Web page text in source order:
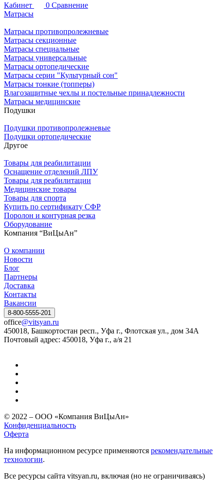
Кабинет
0 Сравнение
Матрасы
Матрасы противопролежневые
Матрасы секционные
Матрасы специальные
Матрасы универсальные
Матрасы ортопедические
Матрасы серии "Культурный сон"
Матрасы тонкие (топперы)
Влагозащитные чехлы и постельные принадлежности
Матрасы медицинские
Подушки
Подушки противопролежневые
Подушки ортопедические
Другое
Товары для реабилитации
Оснащение отделений ЛПУ
Товары для реабилитации
Медицинские товары
Товары для спорта
Купить по сертификату СФР
Поролон и контурная резка
Оборудование
Компания “ВиЦыАн”
О компании
Новости
Блог
Партнеры
Доставка
Контакты
Вакансии
8-800-5555-201
office@vitsyan.ru
450018, Башкортостан респ., Уфа г., Флотская ул., дом 34А
Почтовый адрес: 450018, Уфа г., а/я 21
© 2022 – ООО «Компания ВиЦыАн»
Конфиденциальность
Оферта
На информационном ресурсе применяются рекомендательные
технологии.
Все ресурсы сайта vitsyan.ru, включая (но не ограничиваясь)